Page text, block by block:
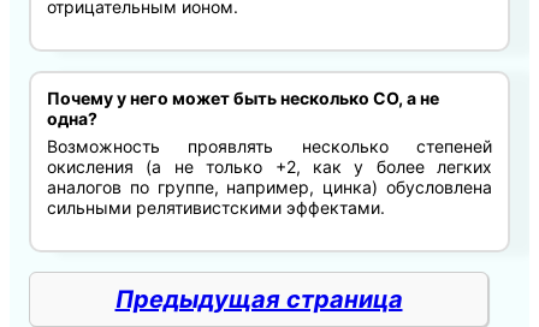
отрицательным ионом.
Почему у него может быть несколько СО, а не
одна?
Возможность проявлять несколько степеней
окисления (а не только +2, как у более легких
аналогов по группе, например, цинка) обусловлена
сильными релятивистскими эффектами.
Предыдущая страница